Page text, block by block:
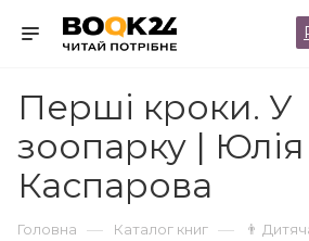
Перші кроки. У
зоопарку | Юлія
Каспарова
Головна — Каталог книг — 👨